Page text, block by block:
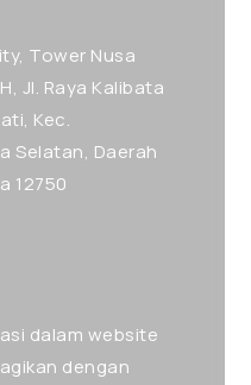
Tower Nusa
Jl. Raya Kalibata
Kec.
Selatan, Daerah
12750
dalam website
dengan